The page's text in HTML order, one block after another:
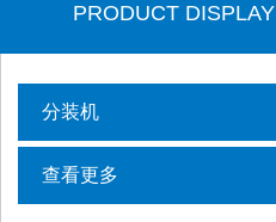
PRODUCT DISPLAY
分装机
查看更多